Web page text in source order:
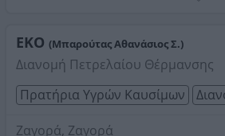
Πήλιο
ΕΚΟ (Μπαρούτας Αθανάσιος Σ.)
Διανομή Πετρελαίου Θέρμανσης
Πρατήρια Υγρών Καυσίμων
Ζαγορά, Ζαγορά